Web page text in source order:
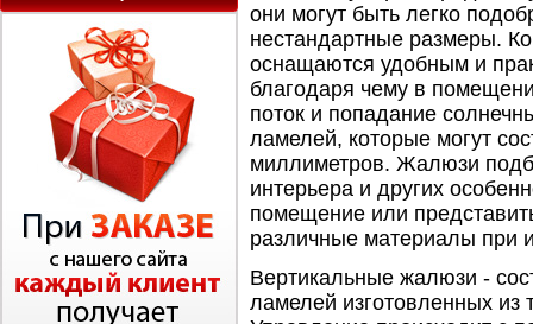
они могут быть легко
нестандартные размеры.
оснащаются удобным и
благодаря чему в
поток и попадание
ламелей, которые могут
миллиметров. Жалюзи
интерьера и других
помещение или
различные материалы при
Вертикальные жалюзи -
ламелей изготовленных из